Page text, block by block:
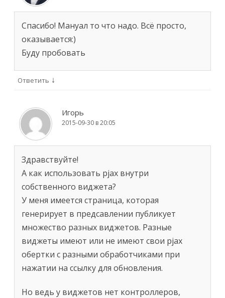
Спасибо! Мануал то что надо. Всё просто,
оказывается:)
Буду пробовать
Ответить ↓
Игорь
2015-09-30 в 20:05
Здравствуйте!
А как использовать pjax внутри
собственного виджета?
У меня имеется страница, которая
генерирует в предсавлении публикует
множество разных виджетов. Разные
виджеты имеют или не имеют свои pjax
обертки с разными обработчиками при
нажатии на ссылку для обновления.
Но ведь у виджетов нет контроллеров,